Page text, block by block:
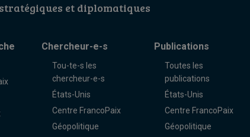
et diplomatiques
Chercheur-e-s
Tou-te-s les
chercheur-e-s
États-Unis
Centre FrancoPaix
Géopolitique
Publications
Toutes les
publications
États-Unis
Centre FrancoPaix
Géopolitique